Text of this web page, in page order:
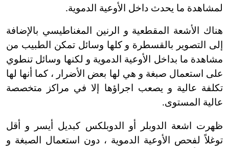
لمشاهدة ما يحدث داخل الأوعية الدموية.
هناك الأشعة المقطعية و الرنين المغناطيسي بالإضافة
إلى التصوير بالقسطرة و كلها وسائل تمكن الطبيب من
مشاهدة ما بداخل الأوعية الدموية و لكنها وسائل تنطوي
على استعمال صبغة و هي لها بعض الأضرار ، كما أنها لها
تكلفة عالية و يصعب اجراؤها إلا في مراكز متخصصة
عالية المستوى.
ظهرت اشعة الدوبلر أو الدوبلكس كبديل أيسر و أقل
توغلاً لفحص الأوعية الدموية ، دون استعمال الصبغة و